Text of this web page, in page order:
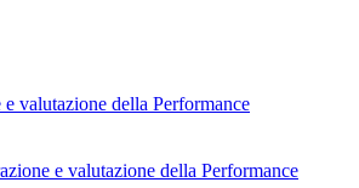
valutazione della Performance
e valutazione della Performance